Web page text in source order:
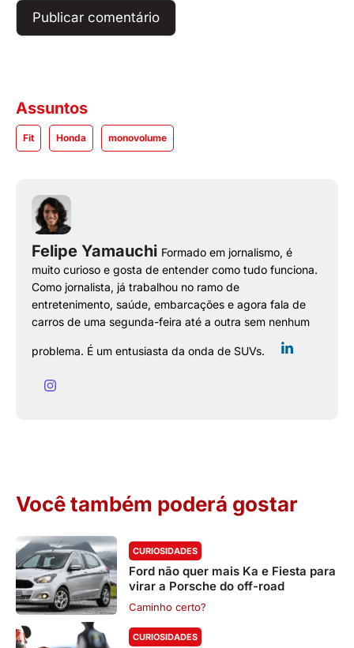
Assuntos
Fit Honda monovolume
Felipe Yamauchi Formado em jornalismo, é
muito curioso e gosta de entender como tudo funciona.
Como jornalista, já trabalhou no ramo de
entretenimento, saúde, embarcações e agora fala de
carros de uma segunda-feira até a outra sem nenhum
problema. É um entusiasta da onda de SUVs.
Você também poderá gostar
CURIOSIDADES
Ford não quer mais Ka e Fiesta para
virar a Porsche do off-road
Caminho certo?
CURIOSIDADES